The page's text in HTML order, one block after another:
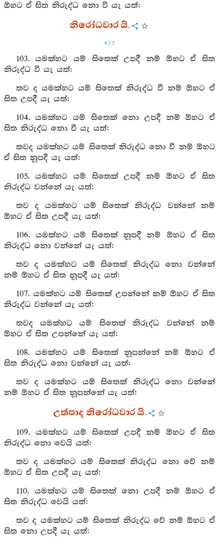
ඕහට ඒ සිත නිරුද්ධ නො වී යැ යත්:
නිරෝධවාර යි.
625
103. යමක්හට යම් සිතෙක් උපදී නම් ඕහට ඒ සිත
නිරුද්ධ වී යැ යත්:
තව ද යමක්හට යම් සිතෙක් නිරුද්ධ වී නම් ඕහට ඒ
සිත උපදී යැ යත්:
104. යමක්හට යම් සිතෙක් නො උපදී නම් ඕහට ඒ
සිත නිරුද්ධ නො වී යැ යත්:
තවද යමක්හට යම් සිතෙක් නිරුද්ධ නො වී නම් ඕහට
ඒ සිත නූපදී යැ යත්:
105. යමක්හට යම් සිතෙක් උපදී නම් ඕහට ඒ සිත
නිරුද්ධ වන්නේ යැ යත්:
තව ද යමක්හට යම් සිතෙක් නිරුද්ධ වන්නේ නම්
ඕහට ඒ සිත උපදී යැ යත්:
106. යමක්හට යම් සිතෙක් නූපදී නම් ඕහට ඒ සිත
නිරුද්ධ නො වන්නේ යැ යත්:
තව ද යමක්හට යම් සිතෙක් නිරුද්ධ නො වන්නේ
නම් ඕහට ඒ සිත නූපදී යැ යත්:
107. යමක්හට යම් සිතෙක් උපන්නේ නම් ඕහට ඒ සිත
නිරුද්ධ වන්නේ යැ යත්:
තවද යමක්හට යම් සිතෙක් නිරුද්ධ වන්නේ නම්
ඕහට ඒ සිත උපන්නේ යැ යත්:
108. යමක්හට යම් සිතෙක් නූපන්නේ නම් ඕහට ඒ
සිත නිරුද්ධ නො වන්නේ යැ යත්:
තව ද යමක්හට යම් සිතෙක් නිරුද්ධ නො වන්නේ
නම් ඕහට ඒ සිත නූපන්නේ යැ යත්:
උත්පාද නිරෝධවාර යි.
109. යමක්හට යම් සිතෙක් උපදී නම් ඕහට ඒ සිත
නිරුද්ධ නො වෙයි යත්:
තව ද යමක්හට යම් සිතෙක් නිරුද්ධ නො වේ නම්
ඕහට ඒ සිත උපදී යැ යත්:
110. යමක්හට යම් සිතෙක් නො උපදී නම් ඕහට ඒ
සිත නිරුද්ධ වෙයි යත්:
තව ද යමක්හට යම් සිතෙක් නිරුද්ධ වේ නම් ඕහට ඒ
සිත නො උපදී යැ යත්: